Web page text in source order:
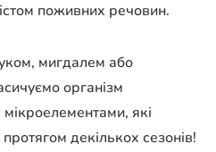
поживних речовин.
мигдалем або
організм
мікроелементами, які
декількох сезонів!